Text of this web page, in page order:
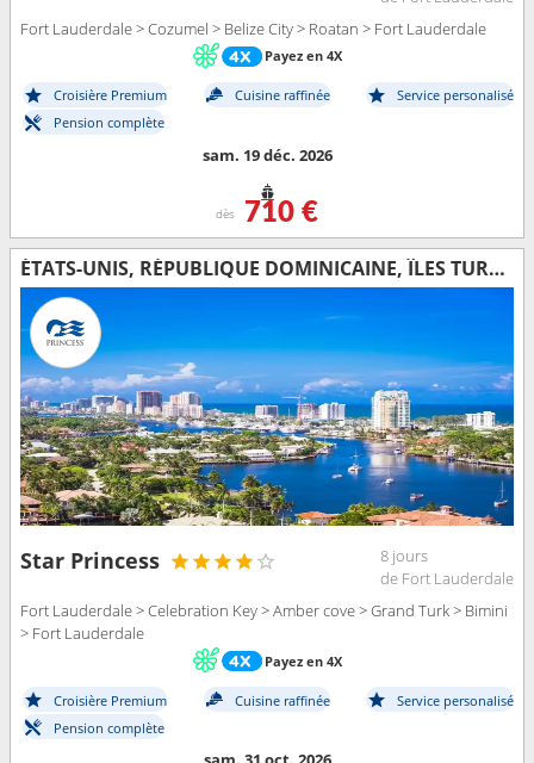
Fort Lauderdale > Cozumel > Belize City > Roatan > Fort Lauderdale
Payez en 4X
Croisière Premium Cuisine raffinée
Service personalisé
Pension complète
sam. 19 déc. 2026
dès 710 €
ÉTATS-UNIS, RÉPUBLIQUE DOMINICAINE, ÎLES TURQUES-ET-CAÏQUES, BAHAMAS
Star Princess
8 jours
de Fort Lauderdale
Fort Lauderdale > Celebration Key > Amber cove > Grand Turk > Bimini
> Fort Lauderdale
Payez en 4X
Croisière Premium Cuisine raffinée
Service personalisé
Pension complète